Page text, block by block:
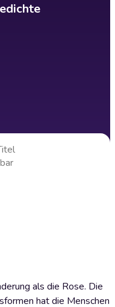
als die Rose. Die
hat die Menschen